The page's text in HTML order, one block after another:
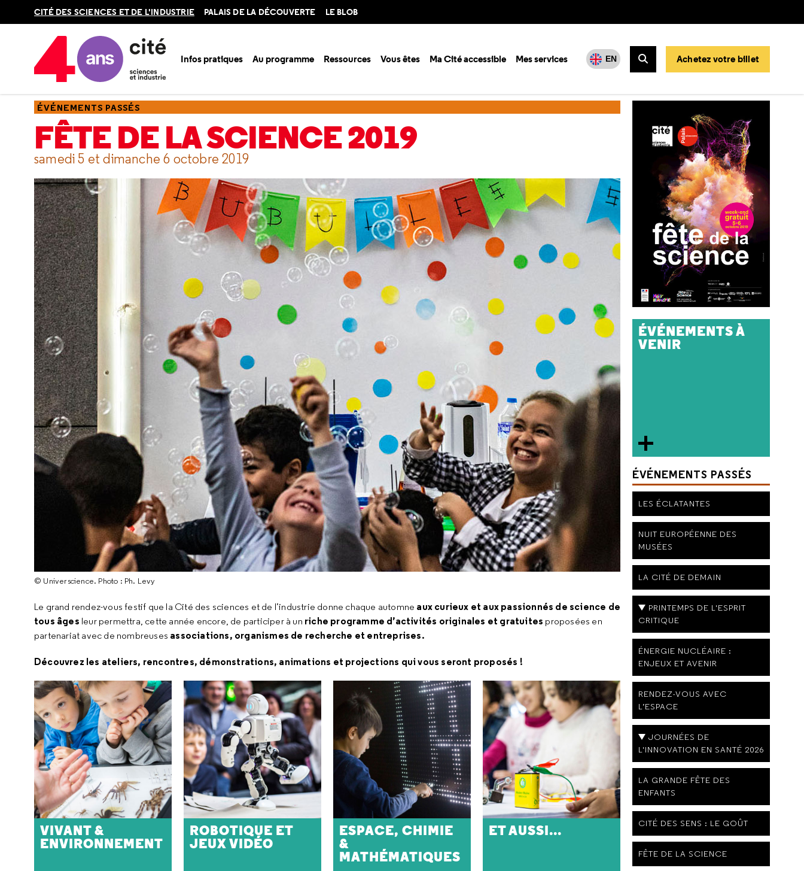
CITÉ DES SCIENCES ET DE L'INDUSTRIE PALAIS DE LA DÉCOUVERTE LE BLOB
Infos pratiques Au programme Ressources Vous êtes Ma Cité accessible Mes services EN
Rechercher
Achetez votre billet
Accueil Ressources
ÉVÉNEMENTS PASSÉS
FÊTE DE LA SCIENCE 2019
samedi 5 et dimanche 6 octobre 2019
© Universcience. Photo : Ph. Levy
Le grand rendez-vous festif que la Cité des sciences et de l’industrie donne chaque automne aux curieux et aux passionnés de science de
tous âges leur permettra, cette année encore, de participer à un riche programme d’activités originales et gratuites proposées en
partenariat avec de nombreuses associations, organismes de recherche et entreprises.
Découvrez les ateliers, rencontres, démonstrations, animations et projections qui vous seront proposés !
VIVANT &
ENVIRONNEMENT
ROBOTIQUE ET
JEUX VIDÉO
ESPACE, CHIMIE
&
MATHÉMATIQUES
ET AUSSI...
ÉVÉNEMENTS À
VENIR
ÉVÉNEMENTS PASSÉS
LES ÉCLATANTES
NUIT EUROPÉENNE DES
MUSÉES
LA CITÉ DE DEMAIN
PRINTEMPS DE L'ESPRIT
CRITIQUE
ÉNERGIE NUCLÉAIRE :
ENJEUX ET AVENIR
RENDEZ-VOUS AVEC
L’ESPACE
JOURNÉES DE
L'INNOVATION EN SANTÉ 2026
LA GRANDE FÊTE DES
ENFANTS
CITÉ DES SENS : LE GOÛT
FÊTE DE LA SCIENCE